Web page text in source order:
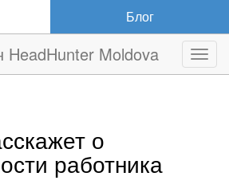
Блог
Moldova
о
работника